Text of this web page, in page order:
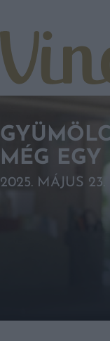
MÉG EGY
2025. MÁJUS 23.